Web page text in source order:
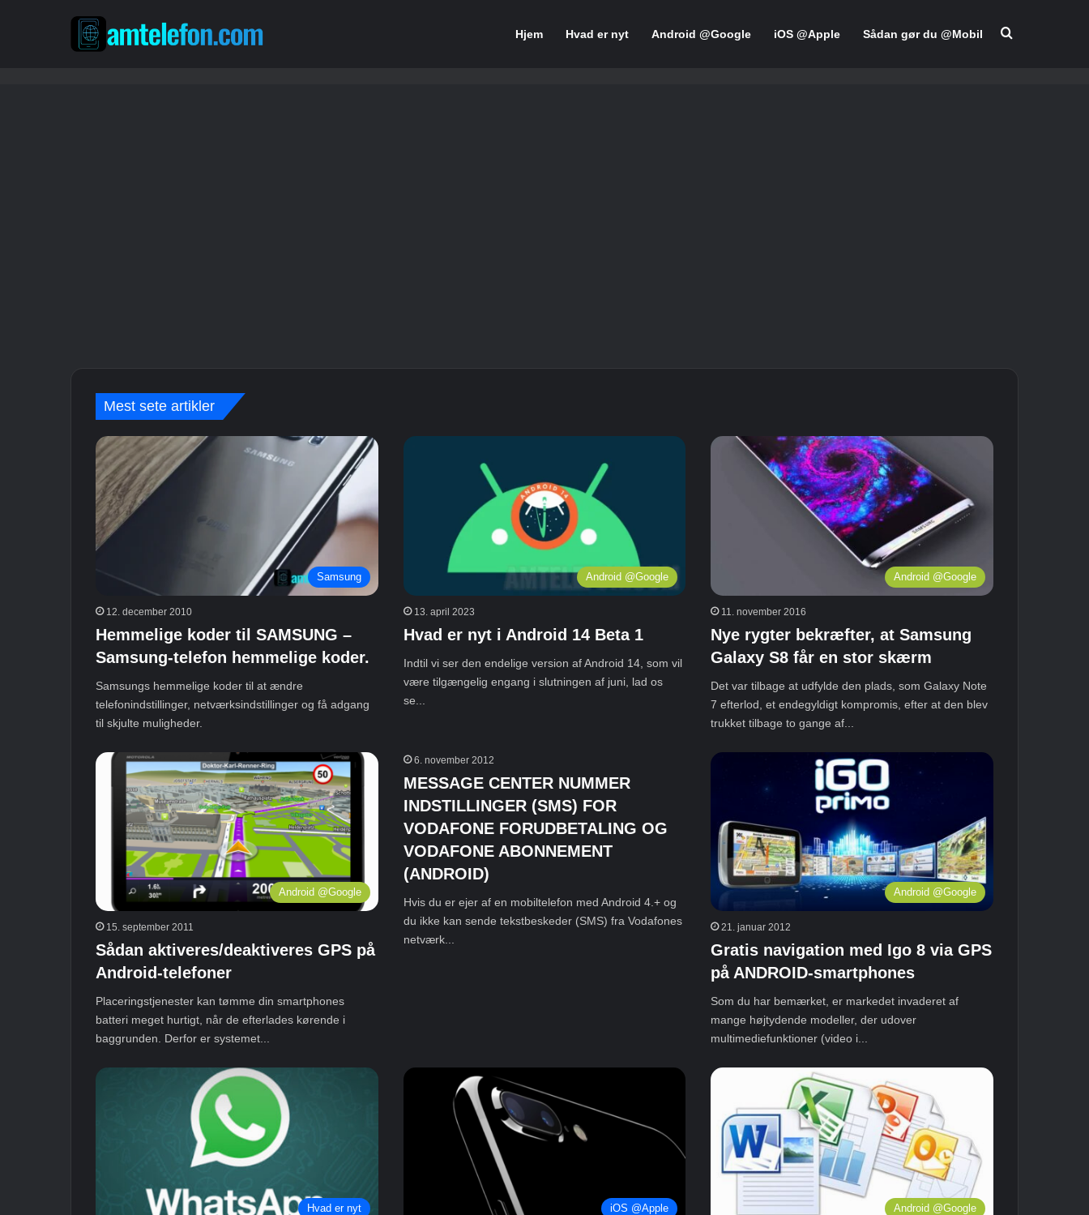
Hjem Hvad er nyt Android @Google iOS @Apple Sådan gør du @Mobil
Mest sete artikler
Samsung
12. december 2010
Hemmelige koder til SAMSUNG –
Samsung-telefon hemmelige koder.
Samsungs hemmelige koder til at ændre
telefonindstillinger, netværksindstillinger og få adgang
til skjulte muligheder.
Android @Google
13. april 2023
Hvad er nyt i Android 14 Beta 1
Indtil vi ser den endelige version af Android 14, som vil
være tilgængelig engang i slutningen af ​​juni, lad os
se...
Android @Google
11. november 2016
Nye rygter bekræfter, at Samsung
Galaxy S8 får en stor skærm
Det var tilbage at udfylde den plads, som Galaxy Note
7 efterlod, et endegyldigt kompromis, efter at den blev
trukket tilbage to gange af...
Android @Google
15. september 2011
Sådan aktiveres/deaktiveres GPS på
Android-telefoner
Placeringstjenester kan tømme din smartphones
batteri meget hurtigt, når de efterlades kørende i
baggrunden. Derfor er systemet...
6. november 2012
MESSAGE CENTER NUMMER
INDSTILLINGER (SMS) FOR
VODAFONE FORUDBETALING OG
VODAFONE ABONNEMENT
(ANDROID)
Hvis du er ejer af en mobiltelefon med Android 4.+ og
du ikke kan sende tekstbeskeder (SMS) fra Vodafones
netværk...
Android @Google
21. januar 2012
Gratis navigation med Igo 8 via GPS
på ANDROID-smartphones
Som du har bemærket, er markedet invaderet af
mange højtydende modeller, der udover
multimediefunktioner (video i...
Hvad er nyt iOS @Apple Android @Google